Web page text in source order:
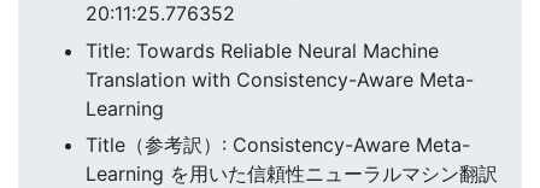
20:11:25.776352
Title: Towards Reliable Neural Machine
Translation with Consistency-Aware Meta-
Learning
Title（参考訳）: Consistency-Aware Meta-
Learning を用いた信頼性ニューラルマシン翻訳